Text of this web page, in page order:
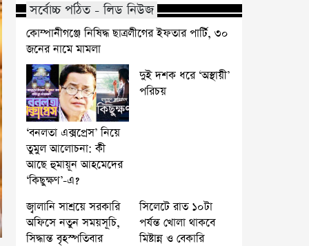
সর্বোচ্চ পঠিত - লিড নিউজ
কোম্পানীগঞ্জে নিষিদ্ধ ছাত্রলীগের ইফতার পার্টি, ৩০
জনের নামে মামলা
‘বনলতা এক্সপ্রেস’ নিয়ে
তুমুল আলোচনা: কী
আছে হুমায়ূন আহমেদের
‘কিছুক্ষণ’-এ?
দুই দশক ধরে ‘অস্থায়ী’
পরিচয়
জ্বালানি সাশ্রয়ে সরকারি
অফিসে নতুন সময়সূচি,
সিদ্ধান্ত বৃহস্পতিবার
সিলেটে রাত ১০টা
পর্যন্ত খোলা থাকবে
মিষ্টান্ন ও বেকারি